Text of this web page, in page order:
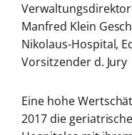
Manfred Klein
Nikolaus-Hospital,
Vorsitzender d. Jury
Eine hohe
2017 die